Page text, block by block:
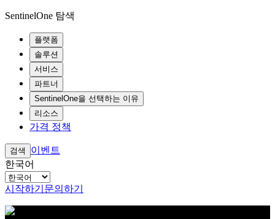
SentinelOne 탐색
플랫폼
솔루션
서비스
파트너
SentinelOne을 선택하는 이유
리소스
가격 정책
검색
이벤트
한국어
시작하기 문의하기
아이브로우 테스트 콘텐츠 텍스트